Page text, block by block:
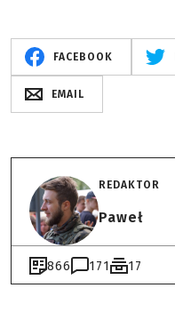
FACEBOOK
EMAIL
REDAKTOR
Paweł
866 171 17